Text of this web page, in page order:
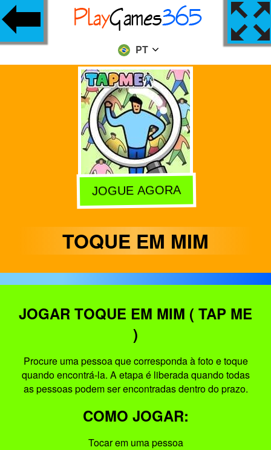
PT
JOGUE AGORA
TOQUE EM MIM
JOGAR TOQUE EM MIM ( TAP ME
)
Procure uma pessoa que corresponda à foto e toque
quando encontrá-la. A etapa é liberada quando todas
as pessoas podem ser encontradas dentro do prazo.
COMO JOGAR:
Tocar em uma pessoa